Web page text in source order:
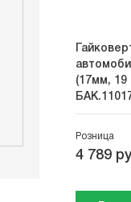
(17мм,
Розница
4 789